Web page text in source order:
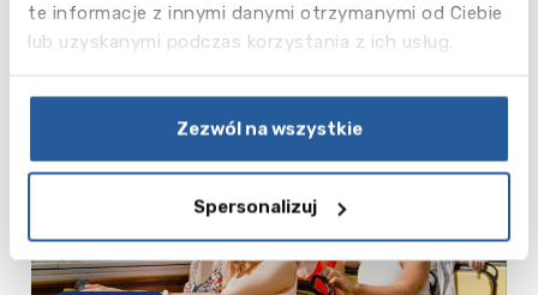
te informacje z innymi danymi otrzymanymi od Ciebie
lub uzyskanymi podczas korzystania z ich usług.
Zezwól na wszystkie
Spersonalizuj